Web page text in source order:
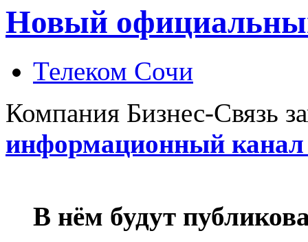
Новый
Телеком Сочи
Компания Бизнес-Связь
информационный
В нём будут